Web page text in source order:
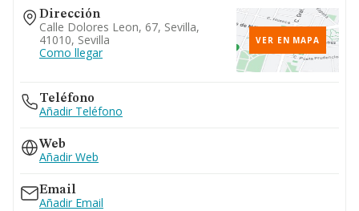
Dirección
Calle Dolores Leon, 67, Sevilla,
41010, Sevilla
Como llegar
VER EN MAPA
Teléfono
Añadir Teléfono
Web
Añadir Web
Email
Añadir Email